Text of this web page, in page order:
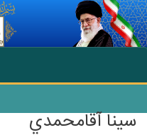
انتقال به محتوای اصلی
سينا آقامحمدي